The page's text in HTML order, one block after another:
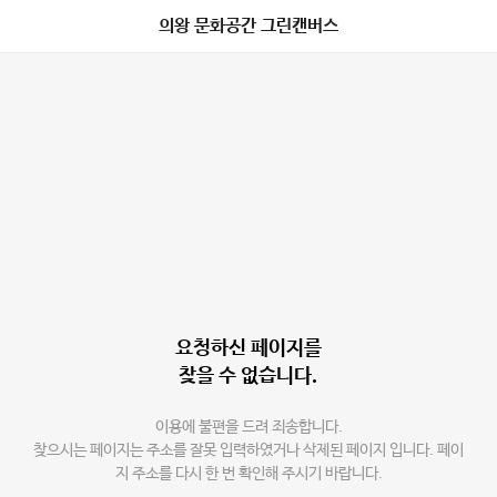
의왕 문화공간 그린캔버스
요청하신 페이지를
찾을 수 없습니다.
이용에 불편을 드려 죄송합니다.
찾으시는 페이지는 주소를 잘못 입력하였거나 삭제된 페이지 입니다. 페이
지 주소를 다시 한 번 확인해 주시기 바랍니다.